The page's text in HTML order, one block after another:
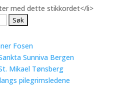
med dette stikkordet</li>
Fosen
Sunniva Bergen
Mikael Tønsberg
pilegrimsledene